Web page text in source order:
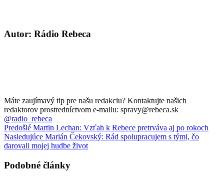
Autor: Rádio Rebeca
Máte zaujímavý tip pre našu redakciu? Kontaktujte našich
redaktorov prostredníctvom e-mailu: spravy@rebeca.sk
@radio_rebeca
Predošlé Martin Lechan: Vzťah k Rebece pretrváva aj po rokoch
Nasledujúce Marián Čekovský: Rád spolupracujem s tými, čo
darovali mojej hudbe život
Podobné články